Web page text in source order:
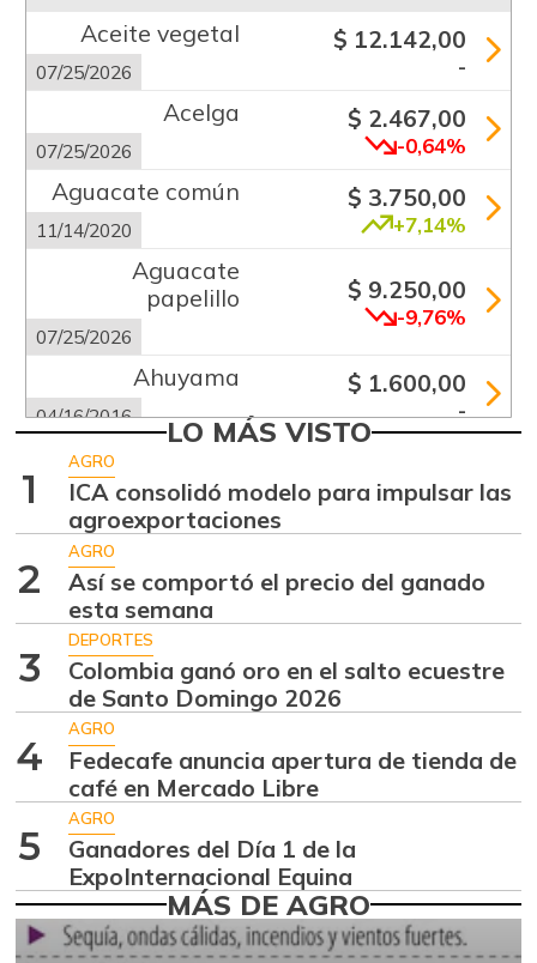
Aceite vegetal
07/25/2026
$ 12.142,00
-
Acelga
07/25/2026
$ 2.467,00
-0,64%
Aguacate común
11/14/2020
$ 3.750,00
+7,14%
Aguacate
papelillo
07/25/2026
$ 9.250,00
-9,76%
Ahuyama
04/16/2016
$ 1.600,00
-
07/25/2026 +0,64%
Ajo
07/25/2026
$ 6.333,00
-7,32%
Alas de pollo sin
costillar
07/25/2026
$ 7.650,00
Apio
07/25/2026 +4,91%
Arracacha
07/25/2026
Arroz
05/01/2021
$ 1.282,83
+2,32%
LO MÁS VISTO
1
AGRO
ICA consolidó modelo para impulsar las
agroexportaciones
2
AGRO
Así se comportó el precio del ganado
esta semana
3
DEPORTES
Colombia ganó oro en el salto ecuestre
de Santo Domingo 2026
4
AGRO
Fedecafe anuncia apertura de tienda de
café en Mercado Libre
5
AGRO
Ganadores del Día 1 de la
ExpoInternacional Equina
MÁS DE AGRO